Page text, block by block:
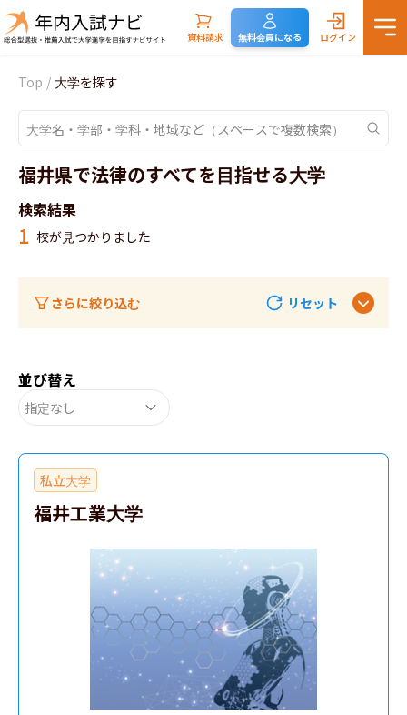
資料請求 無料会員になる ログイン
Top / 大学を探す
福井県で法律のすべてを目指せる大学
検索結果
1 校が見つかりました
さらに絞り込む リセット
並び替え
指定なし
私立大学
福井工業大学